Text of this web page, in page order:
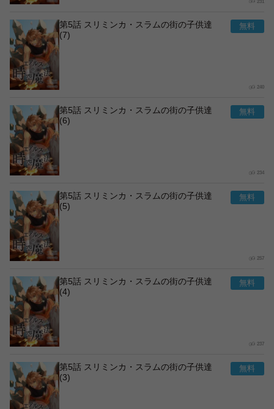
231
第5話 スリミンカ・スラムの街の子供達
(7)
240
第5話 スリミンカ・スラムの街の子供達
(6)
234
第5話 スリミンカ・スラムの街の子供達
(5)
257
第5話 スリミンカ・スラムの街の子供達
(4)
237
第5話 スリミンカ・スラムの街の子供達
(3)